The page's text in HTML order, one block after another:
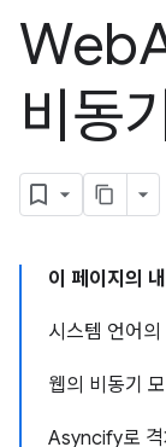
Web
비동
이 페이지의
시스템 언어
웹의 비동기
Asyncify로 격